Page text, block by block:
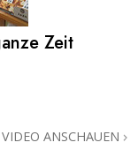
Zeit
VIDEO ANSCHAUEN